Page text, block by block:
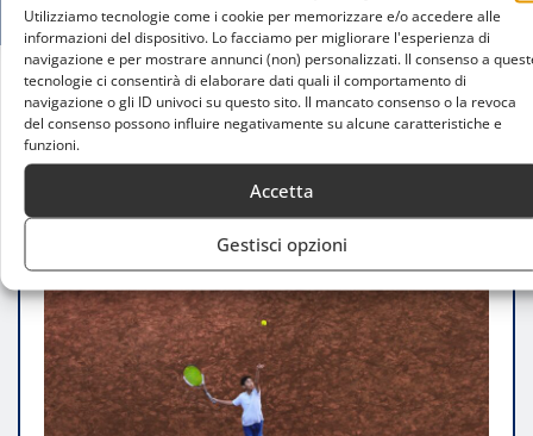
Utilizziamo tecnologie come i cookie per memorizzare e/o accedere alle
informazioni del dispositivo. Lo facciamo per migliorare l'esperienza di
navigazione e per mostrare annunci (non) personalizzati. Il consenso a
tecnologie ci consentirà di elaborare dati quali il comportamento di
navigazione o gli ID univoci su questo sito. Il mancato consenso o la revoca
del consenso possono influire negativamente su alcune caratteristiche e
funzioni.
Accetta
Gestisci opzioni
Home
Progetti scolastici sul tennis a Milano: un
trampolino per giovani talenti